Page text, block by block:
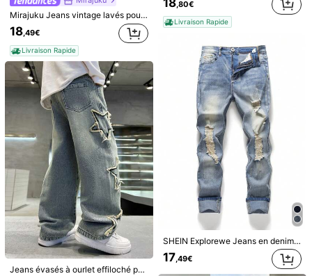
Composition: 80% Coton, 13% Viscose, 5% Polyester, 2% Modal
Voir plus
Informations de sécurité et contacts
SHEIN EVRYDAY Kids
4,90 427K Suiveurs
4,90 427K Suiveurs
4,90 427K Suiveurs
4,90 427K Suiveurs
4,90 427K Suiveurs
999K+ Vendu récemment 999K+ Rachat
Suivre Tous les articles
Vous Aimerez Aussi
recommander Sports & plein air Maison Bébé Jouets & Jeux
Mirajuku Jeans vintage lavés pour pré-adolescents - Coupe décontractée, jambe droite, jambe fuselée, taille mi-haute, denim extensible, décontracté, convient pour l'école, les trajets, les fêtes, la maison
18,49€
Livraison Rapide
Jeans évasés à ourlet effiloché pour garçon préadolescent, pantalon en jean décontracté à taille élastique, imprimé aléatoire d'étoile à 5 branches, convient pour le printemps, l'été, l'automne, le port extérieur, vêtements pour enfants 8-14 ans
,80€
Livraison Rapide
SHEIN Explorewe Jeans en denim déchiré et délavé décontracté pour jeune garçon
17 ,49€